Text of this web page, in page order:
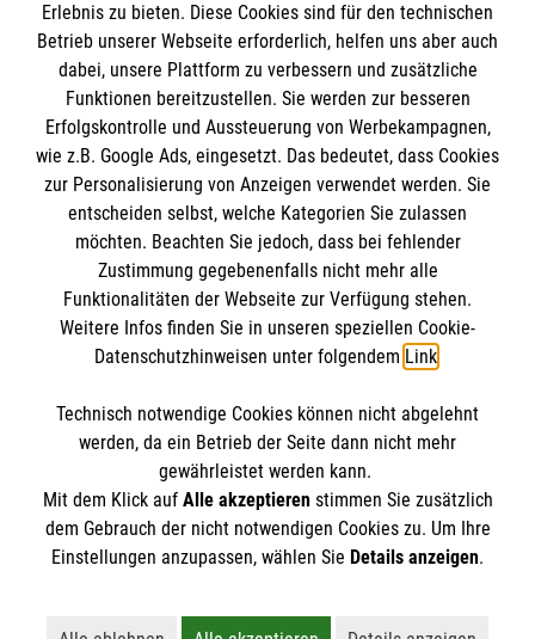
Informationen
Impressum
Ansprechpersonen
Datenschutz
Barrierefreiheit
Die Malteser
Malteser in Deutschland
Sharepoint
Spendenkonto
Empfänger: Malteser Hilfsdienst e.V.
Bank: Pax-Bank
IBAN: DE68370601201201210026
Der Malteser Hilfsdienst e.V. ist als eingetragene
Gewerbesteuer befreit.
Erlebnis zu bieten. Diese Cookies sind für den technischen
Betrieb unserer Webseite erforderlich, helfen uns aber auch
dabei, unsere Plattform zu verbessern und zusätzliche
Funktionen bereitzustellen. Sie werden zur besseren
Erfolgskontrolle und Aussteuerung von Werbekampagnen,
wie z.B. Google Ads, eingesetzt. Das bedeutet, dass Cookies
zur Personalisierung von Anzeigen verwendet werden. Sie
entscheiden selbst, welche Kategorien Sie zulassen
möchten. Beachten Sie jedoch, dass bei fehlender
Zustimmung gegebenenfalls nicht mehr alle
Funktionalitäten der Webseite zur Verfügung stehen.
Weitere Infos finden Sie in unseren speziellen Cookie-
Datenschutzhinweisen unter folgendem Link.
Technisch notwendige Cookies können nicht abgelehnt
werden, da ein Betrieb der Seite dann nicht mehr
gewährleistet werden kann.
Mit dem Klick auf Alle akzeptierenstimmen Sie zusätzlich
dem Gebrauch der nicht notwendigen Cookies zu. Um Ihre
Einstellungen anzupassen, wählen Sie Details anzeigen.